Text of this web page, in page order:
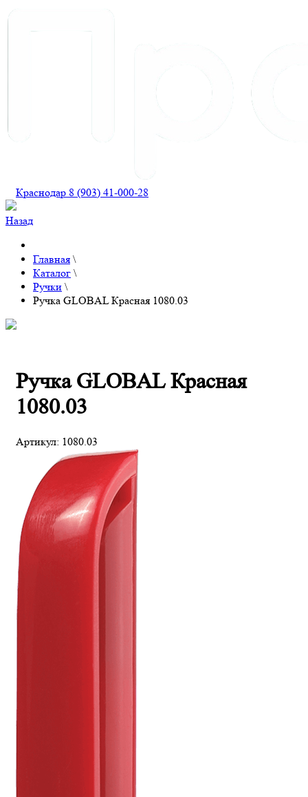
Краснодар 8 (903) 41-000-28
Назад
Главная \
Каталог \
Ручки \
Ручка GLOBAL Красная 1080.03
Ручка GLOBAL Красная
1080.03
Артикул: 1080.03